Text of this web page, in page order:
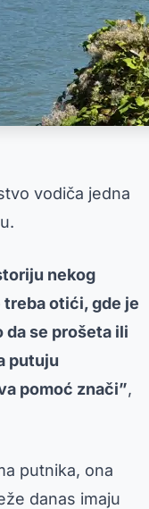
vodiča jedna
nekog
treba otići, gde je
da se prošeta ili
putuju
pomoć znači”,
putnika, ona
danas imaju